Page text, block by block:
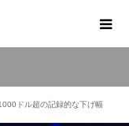
ドル超の記録的な下げ幅